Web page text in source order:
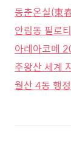
동춘온실(東
안림동 필로
아레아코메
주왕산 세계
월산 4동 행